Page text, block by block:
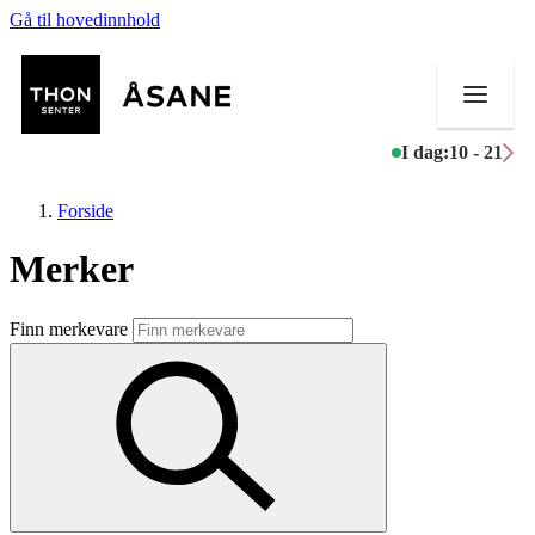
Gå til hovedinnhold
I dag:10 - 21
Butikker
Mat og drikke
Aktiviteter
Forside
Merker
Finn merkevare